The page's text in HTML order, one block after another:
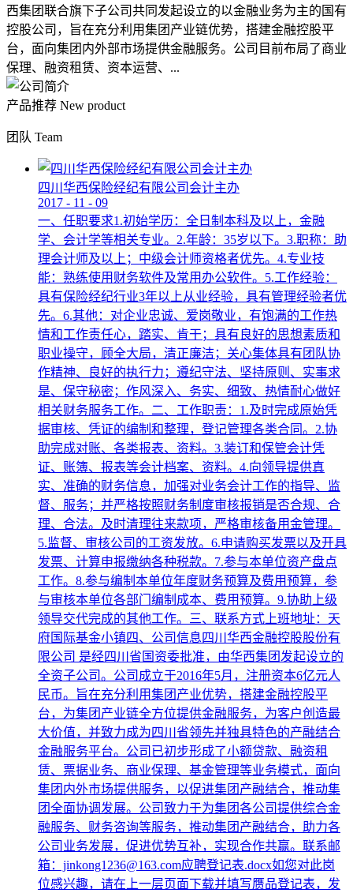
西集团联合旗下子公司共同发起设立的以金融业务为主的国有
控股公司，旨在充分利用集团产业链优势，搭建金融控股平
台，面向集团内外部市场提供金融服务。公司目前布局了商业
保理、融资租赁、资本运营、...
产品推荐 New product
团队 Team
四川华西保险经纪有限公司会计主办
2017 - 11 - 09
一、任职要求1.初始学历：全日制本科及以上，金融
学、会计学等相关专业。2.年龄：35岁以下。3.职称：助
理会计师及以上；中级会计师资格者优先。4.专业技
能：熟练使用财务软件及常用办公软件。5.工作经验：
具有保险经纪行业3年以上从业经验，具有管理经验者优
先。6.其他：对企业忠诚、爱岗敬业，有饱满的工作热
情和工作责任心，踏实、肯干；具有良好的思想素质和
职业操守，顾全大局，清正廉洁；关心集体具有团队协
作精神、良好的执行力；遵纪守法、坚持原则、实事求
是、保守秘密；作风深入、务实、细致、热情耐心做好
相关财务服务工作。二、工作职责：1.及时完成原始凭
据审核、凭证的编制和整理，登记管理各类合同。2.协
助完成对账、各类报表、资料。3.装订和保管会计凭
证、账簿、报表等会计档案、资料。4.向领导提供真
实、准确的财务信息，加强对业务会计工作的指导、监
督、服务；并严格按照财务制度审核报销是否合规、合
理、合法。及时清理往来款项，严格审核备用金管理。
5.监督、审核公司的工资发放。6.申请购买发票以及开具
发票、计算申报缴纳各种税款。7.参与本单位资产盘点
工作。8.参与编制本单位年度财务预算及费用预算，参
与审核本单位各部门编制成本、费用预算。9.协助上级
领导交代完成的其他工作。三、联系方式上班地址：天
府国际基金小镇四、公司信息四川华西金融控股股份有
限公司 是经四川省国资委批准，由华西集团发起设立的
全资子公司。公司成立于2016年5月，注册资本6亿元人
民币。旨在充分利用集团产业优势，搭建金融控股平
台，为集团产业链全方位提供金融服务，为客户创造最
大价值，并致力成为四川省领先并独具特色的产融结合
金融服务平台。公司已初步形成了小额贷款、融资租
赁、票据业务、商业保理、基金管理等业务模式，面向
集团内外市场提供服务，以促进集团产融结合，推动集
团全面协调发展。公司致力于为集团各公司提供综合金
融服务、财务咨询等服务，推动集团产融结合，助力各
公司业务发展，促进优势互补，实现合作共赢。联系邮
箱：jinkong1236@163.com应聘登记表.docx如您对此岗
位感兴趣，请在上一层页面下载并填写赝品登记表，发